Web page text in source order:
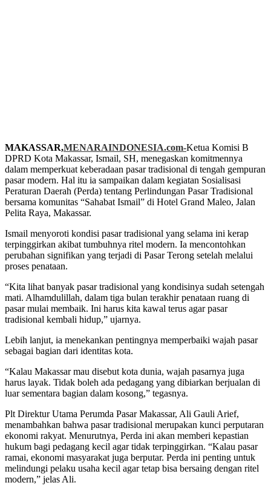
MAKASSAR,MENARAINDONESIA.com-Ketua Komisi B
DPRD Kota Makassar, Ismail, SH, menegaskan komitmennya
dalam memperkuat keberadaan pasar tradisional di tengah gempuran
pasar modern. Hal itu ia sampaikan dalam kegiatan Sosialisasi
Peraturan Daerah (Perda) tentang Perlindungan Pasar Tradisional
bersama komunitas “Sahabat Ismail” di Hotel Grand Maleo, Jalan
Pelita Raya, Makassar.
Ismail menyoroti kondisi pasar tradisional yang selama ini kerap
terpinggirkan akibat tumbuhnya ritel modern. Ia mencontohkan
perubahan signifikan yang terjadi di Pasar Terong setelah melalui
proses penataan.
“Kita lihat banyak pasar tradisional yang kondisinya sudah setengah
mati. Alhamdulillah, dalam tiga bulan terakhir penataan ruang di
pasar mulai membaik. Ini harus kita kawal terus agar pasar
tradisional kembali hidup,” ujarnya.
Lebih lanjut, ia menekankan pentingnya memperbaiki wajah pasar
sebagai bagian dari identitas kota.
“Kalau Makassar mau disebut kota dunia, wajah pasarnya juga
harus layak. Tidak boleh ada pedagang yang dibiarkan berjualan di
luar sementara bagian dalam kosong,” tegasnya.
Plt Direktur Utama Perumda Pasar Makassar, Ali Gauli Arief,
menambahkan bahwa pasar tradisional merupakan kunci perputaran
ekonomi rakyat. Menurutnya, Perda ini akan memberi kepastian
hukum bagi pedagang kecil agar tidak terpinggirkan. “Kalau pasar
ramai, ekonomi masyarakat juga berputar. Perda ini penting untuk
melindungi pelaku usaha kecil agar tetap bisa bersaing dengan ritel
modern,” jelas Ali.